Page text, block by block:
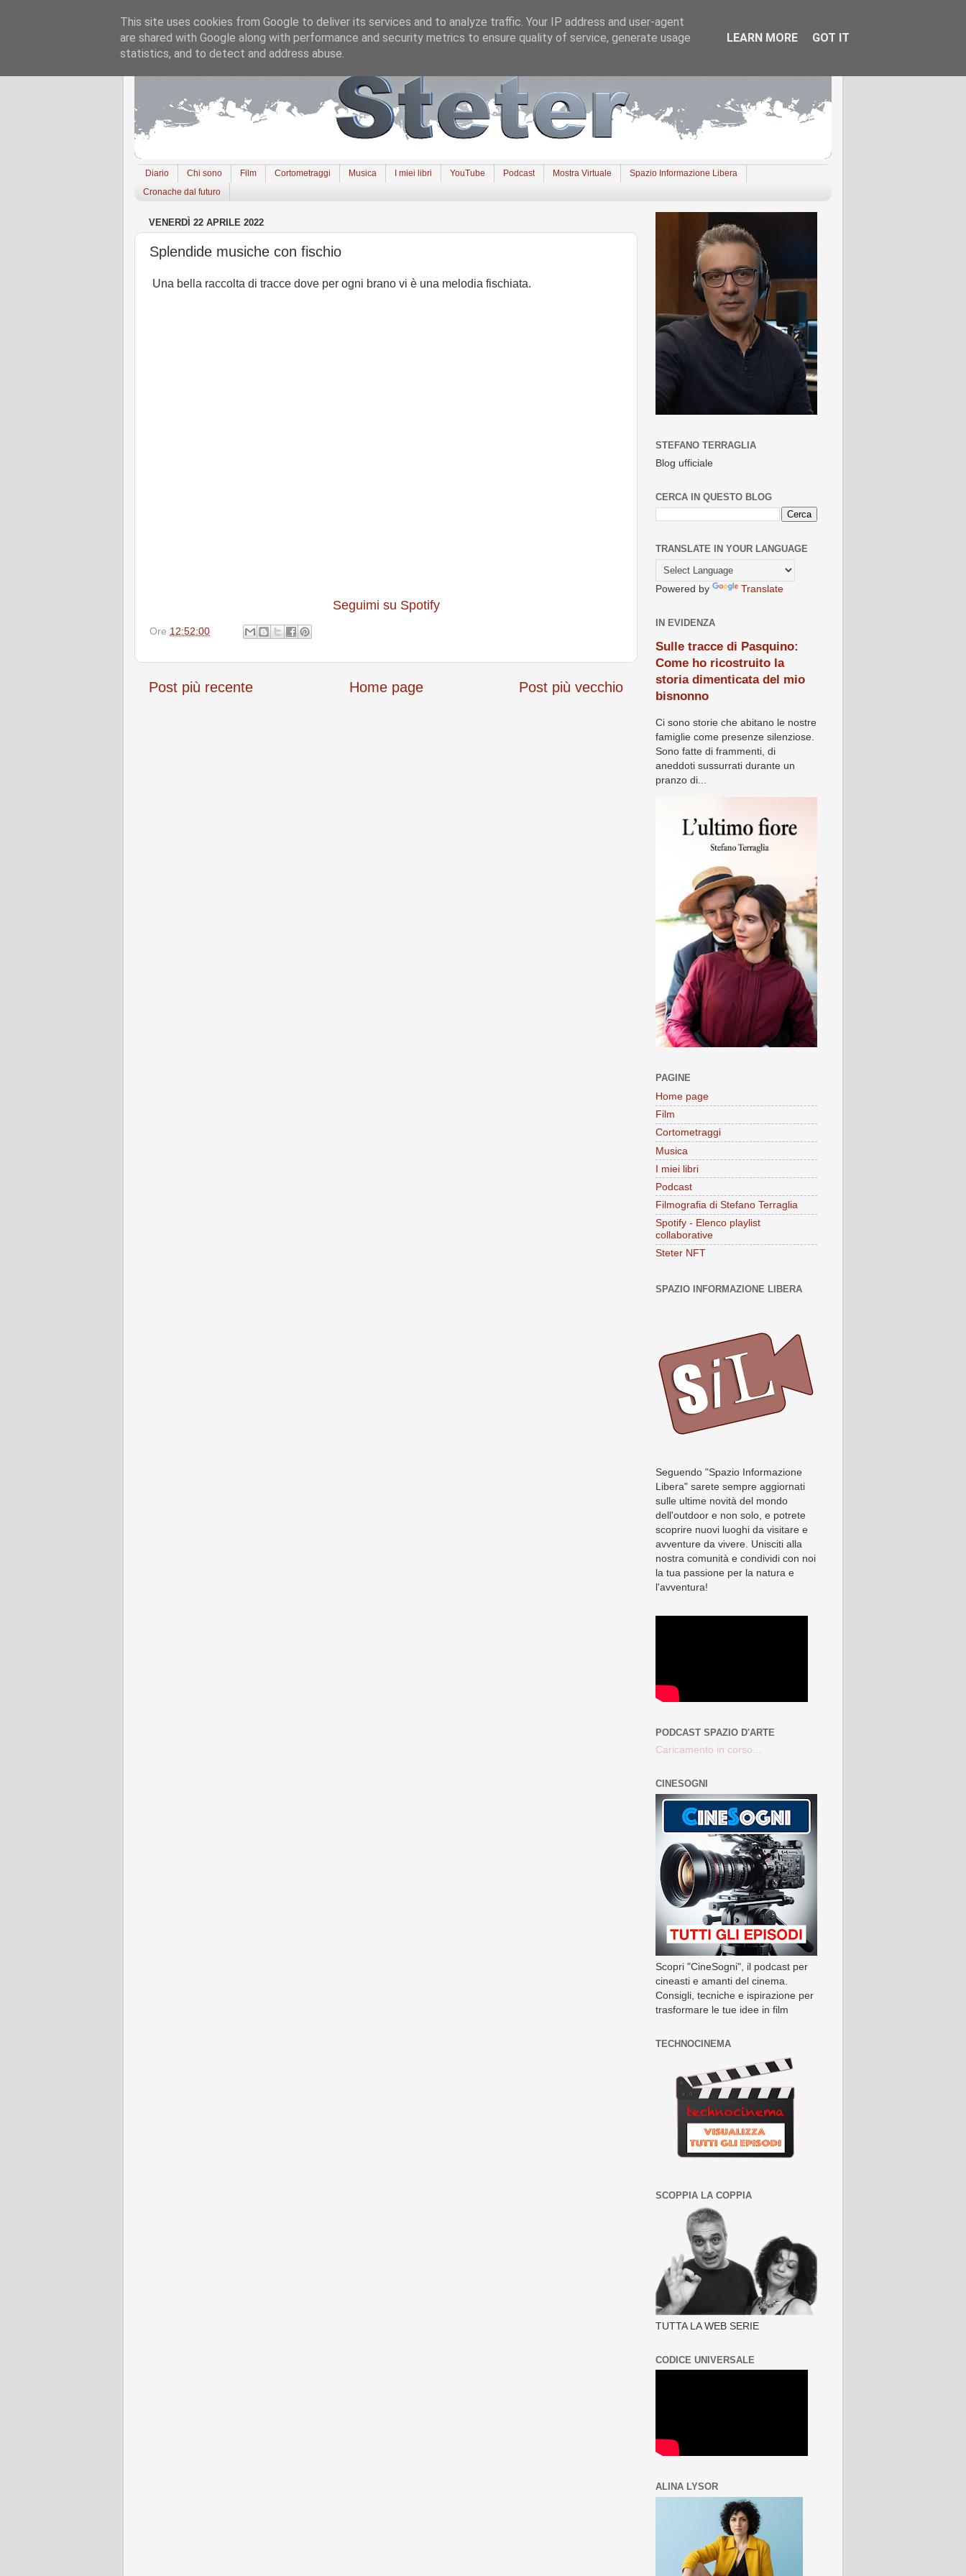
Diario Chi sono Film Cortometraggi Musica I miei libri YouTube Podcast Mostra Virtuale
Spazio Informazione Libera
Cronache dal futuro
VENERDÌ 22 APRILE 2022
Splendide musiche con fischio
Una bella raccolta di tracce dove per ogni brano vi è una melodia fischiata.
Seguimi su Spotify
Ore 12:52:00
Post più recente Post più vecchio
Home page
STEFANO TERRAGLIA
Blog ufficiale
CERCA IN QUESTO BLOG
TRANSLATE IN YOUR LANGUAGE
Powered by Translate
IN EVIDENZA
Sulle tracce di Pasquino:
Come ho ricostruito la
storia dimenticata del mio
bisnonno
Ci sono storie che abitano le nostre
famiglie come presenze silenziose.
Sono fatte di frammenti, di
aneddoti sussurrati durante un
pranzo di...
PAGINE
Home page
Film
Cortometraggi
Musica
I miei libri
Podcast
Filmografia di Stefano Terraglia
Spotify - Elenco playlist
collaborative
Steter NFT
SPAZIO INFORMAZIONE LIBERA
Seguendo "Spazio Informazione
Libera" sarete sempre aggiornati
sulle ultime novità del mondo
dell'outdoor e non solo, e potrete
scoprire nuovi luoghi da visitare e
avventure da vivere. Unisciti alla
nostra comunità e condividi con noi
la tua passione per la natura e
l'avventura!
PODCAST SPAZIO D'ARTE
Caricamento in corso...
CINESOGNI
Scopri "CineSogni", il podcast per
cineasti e amanti del cinema.
Consigli, tecniche e ispirazione per
trasformare le tue idee in film
TECHNOCINEMA
SCOPPIA LA COPPIA
TUTTA LA WEB SERIE
CODICE UNIVERSALE
ALINA LYSOR
This site uses cookies from Google to deliver its services and to analyze traffic. Your IP address and user-agent
are shared with Google along with performance and security metrics to ensure quality of service, generate usage
statistics, and to detect and address abuse.
LEARN MORE GOT IT